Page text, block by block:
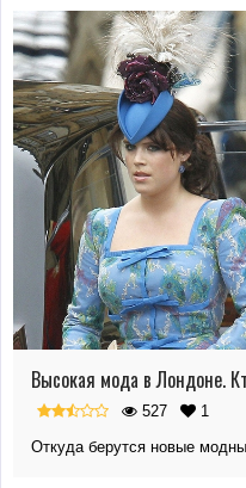
Высокая мода в Лондоне.
527
1
Откуда берутся новые